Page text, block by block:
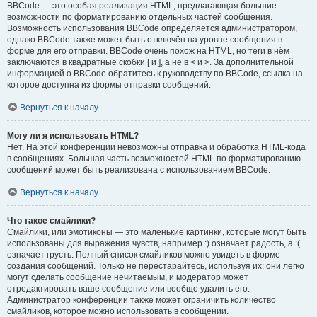
BBCode — это особая реализация HTML, предлагающая большие
возможности по форматированию отдельных частей сообщения.
Возможность использования BBCode определяется администратором,
однако BBCode также может быть отключён на уровне сообщения в
форме для его отправки. BBCode очень похож на HTML, но теги в нём
заключаются в квадратные скобки [ и ], а не в < и >. За дополнительной
информацией о BBCode обратитесь к руководству по BBCode, ссылка на
которое доступна из формы отправки сообщений.
Вернуться к началу
Могу ли я использовать HTML?
Нет. На этой конференции невозможны отправка и обработка HTML-кода
в сообщениях. Большая часть возможностей HTML по форматированию
сообщений может быть реализована с использованием BBCode.
Вернуться к началу
Что такое смайлики?
Смайлики, или эмотиконы — это маленькие картинки, которые могут быть
использованы для выражения чувств, например :) означает радость, а :(
означает грусть. Полный список смайликов можно увидеть в форме
создания сообщений. Только не перестарайтесь, используя их: они легко
могут сделать сообщение нечитаемым, и модератор может
отредактировать ваше сообщение или вообще удалить его.
Администратор конференции также может ограничить количество
смайликов, которое можно использовать в сообщении.